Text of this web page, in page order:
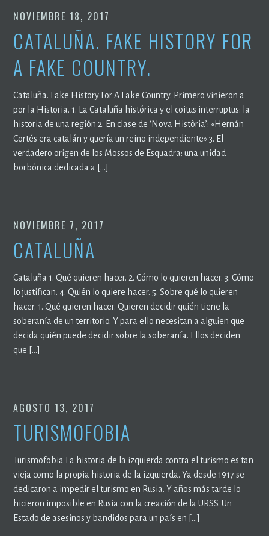
NOVIEMBRE 18, 2017
CATALUÑA. FAKE HISTORY FOR
A FAKE COUNTRY.
Cataluña. Fake History For A Fake Country. Primero vinieron a
por la Historia. 1. La Cataluña histórica y el coitus interruptus: la
historia de una región 2. En clase de ‘Nova Història’: «Hernán
Cortés era catalán y quería un reino independiente» 3. El
verdadero origen de los Mossos de Esquadra: una unidad
borbónica dedicada a […]
NOVIEMBRE 7, 2017
CATALUÑA
Cataluña 1. Qué quieren hacer. 2. Cómo lo quieren hacer. 3. Cómo
lo justifican. 4. Quién lo quiere hacer. 5. Sobre qué lo quieren
hacer. 1. Qué quieren hacer. Quieren decidir quién tiene la
soberanía de un territorio. Y para ello necesitan a alguien que
decida quién puede decidir sobre la soberanía. Ellos deciden
que […]
AGOSTO 13, 2017
TURISMOFOBIA
Turismofobia La historia de la izquierda contra el turismo es tan
vieja como la propia historia de la izquierda. Ya desde 1917 se
dedicaron a impedir el turismo en Rusia. Y años más tarde lo
hicieron imposible en Rusia con la creación de la URSS. Un
Estado de asesinos y bandidos para un país en […]